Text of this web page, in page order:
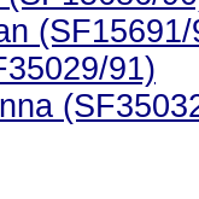
(SF15691/
91)